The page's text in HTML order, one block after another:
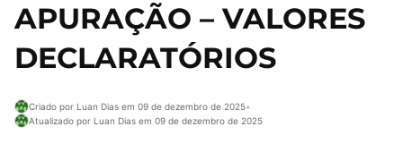
APURAÇÃO – VALORES
DECLARATÓRIOS
Criado por Luan Dias em 09 de dezembro de 2025•
Atualizado por Luan Dias em 09 de dezembro de 2025